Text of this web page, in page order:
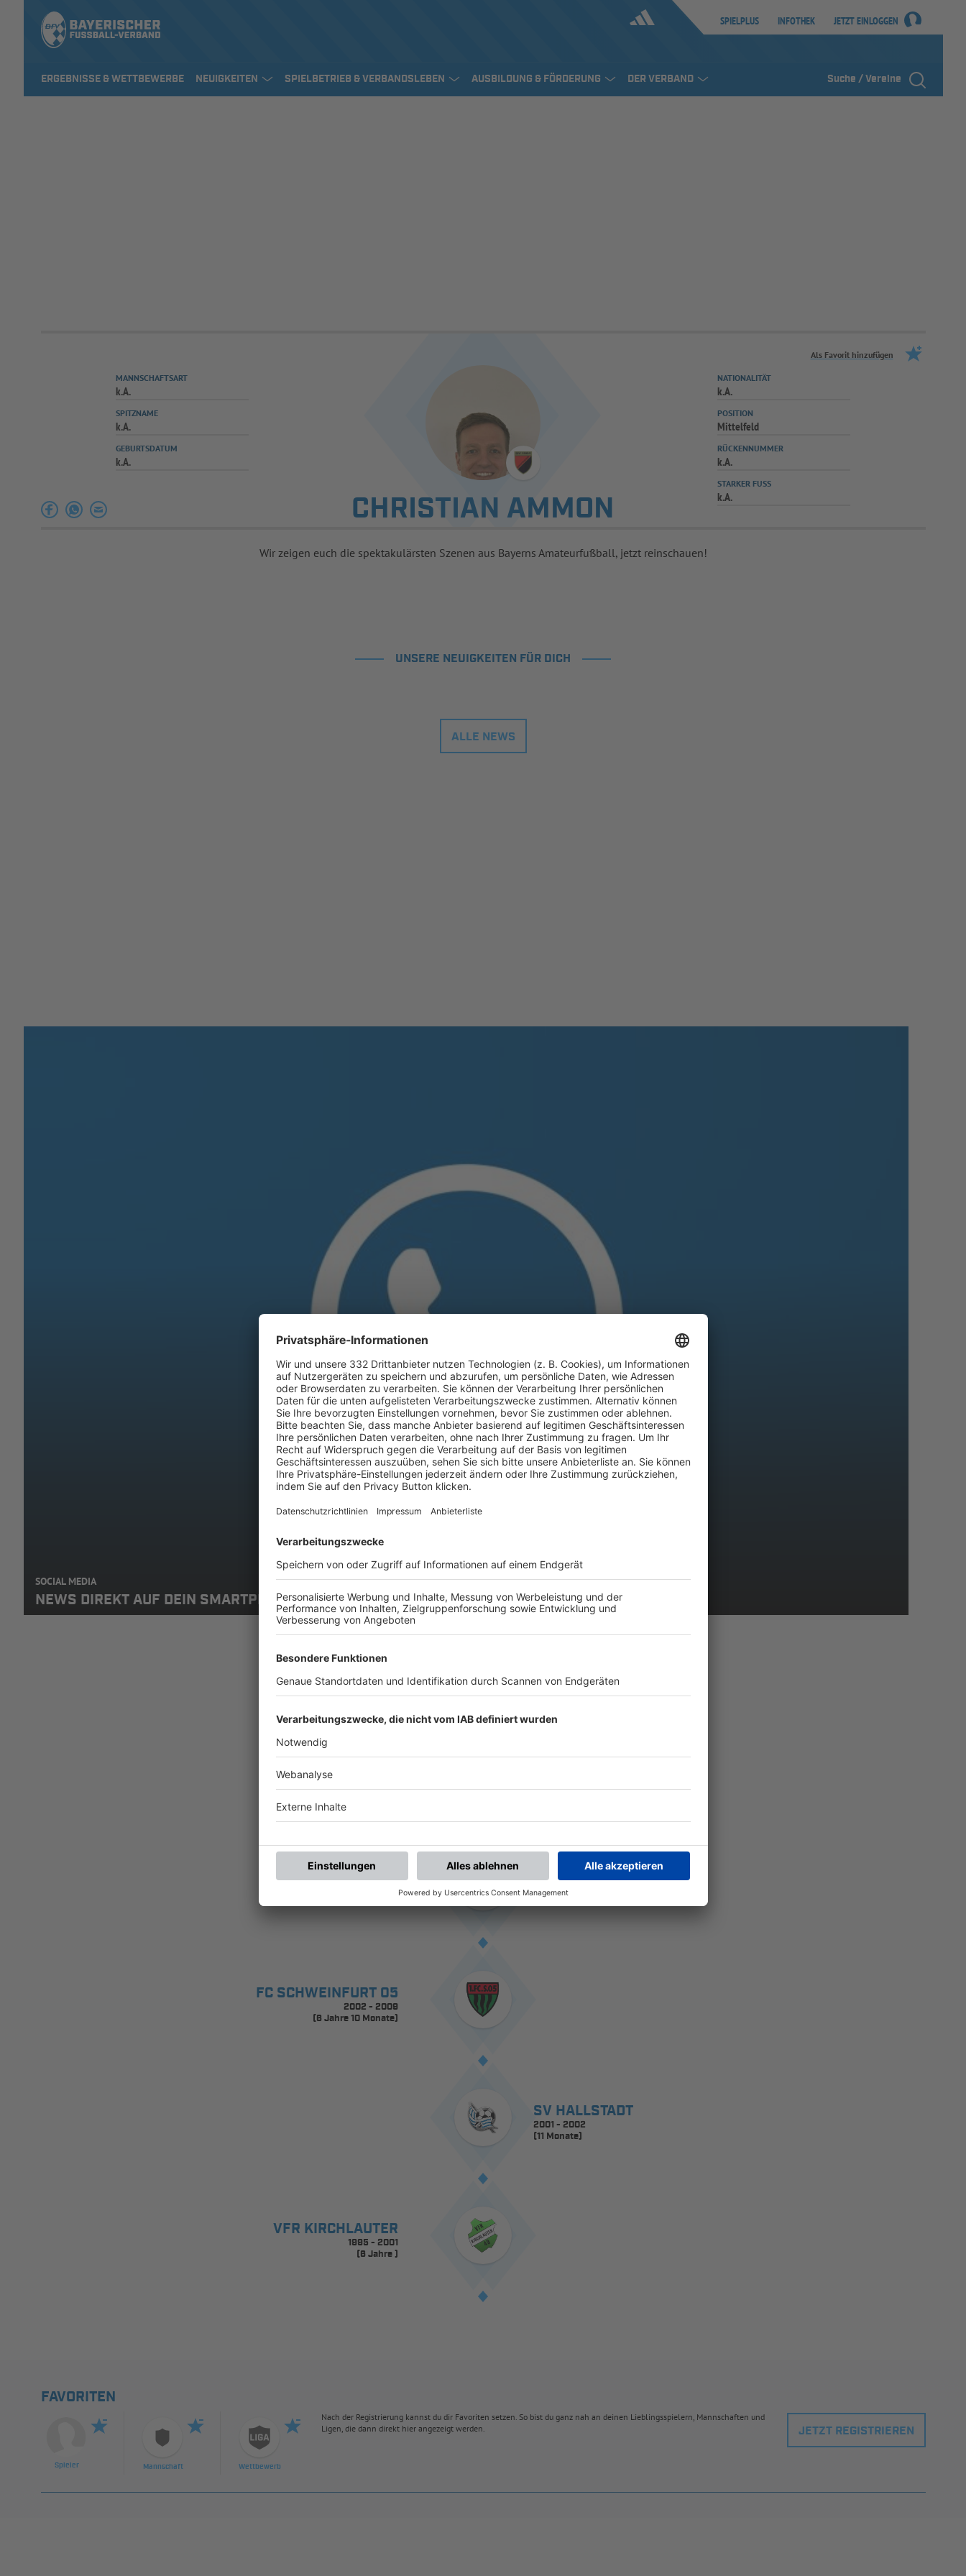
SPIELPLUS INFOTHEK JETZT EINLOGGEN
ERGEBNISSE & WETTBEWERBE NEUIGKEITEN SPIELBETRIEB & VERBANDSLEBEN AUSBILDUNG & FÖRDERUNG DER VERBAND Suche / Vereine
Als Favorit hinzufügen
CHRISTIAN AMMON
MANNSCHAFTSART
k.A.
SPITZNAME
k.A.
GEBURTSDATUM
k.A.
NATIONALITÄT
k.A.
POSITION
Mittelfeld
RÜCKENNUMMER
k.A.
STARKER FUSS
k.A.
Wir zeigen euch die spektakulärsten Szenen aus Bayerns Amateurfußball, jetzt reinschauen!
UNSERE NEUIGKEITEN FÜR DICH
ALLE NEWS
SOCIAL MEDIA
NEWS DIREKT AUF DEIN SMARTPHONE: ABONNIERE DEN BFV-WHATSAPP-KANAL!
HISTORIE
SV SCHOTTENSTEIN
TV 1863 EBERN
2009 - 2025
(16 Jahre 4 Monate)
FC SCHWEINFURT 05
2002 - 2009
(6 Jahre 10 Monate)
SV HALLSTADT
2001 - 2002
(11 Monate)
VFR KIRCHLAUTER
1995 - 2001
(6 Jahre )
FAVORITEN
Spieler Mannschaft Wettbewerb
Nach der Registrierung kannst du dir Favoriten setzen. So bist du ganz nah an deinen Lieblingsspielern, Mannschaften und
Ligen, die dann direkt hier angezeigt werden.
JETZT REGISTRIEREN